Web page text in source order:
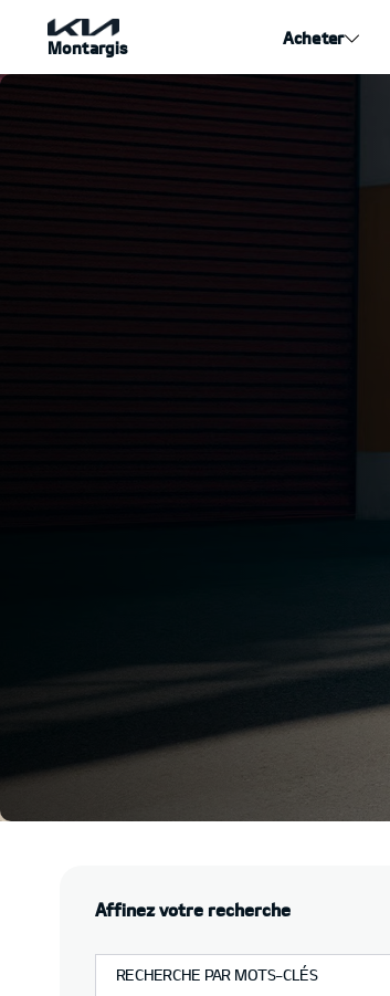
Montargis
Acheter
Affinez votre recherche
RECHERCHE PAR MOTS-CLÉS